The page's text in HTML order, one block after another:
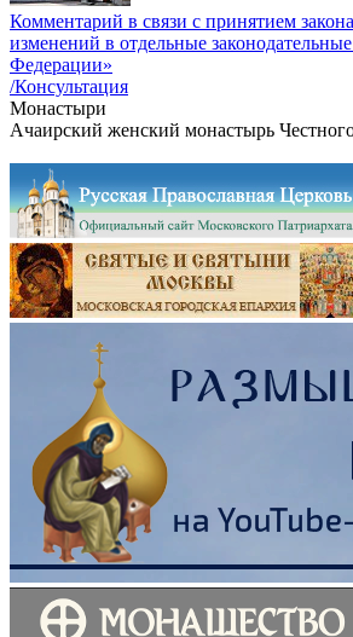
Комментарий в связи с принятием
изменений в отдельные
Федерации»
/Консультация
Монастыри
Ачаирский женский монастырь